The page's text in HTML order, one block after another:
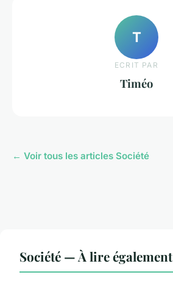
T
ECRIT PAR
Timéo
← Voir tous les articles Société
Société — À lire également